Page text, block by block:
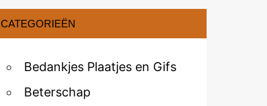
CATEGORIEËN
Bedankjes Plaatjes en Gifs
Beterschap